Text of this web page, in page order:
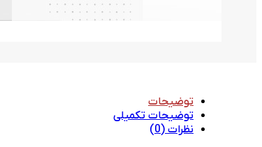
توضیحات
توضیحات تکمیلی
نظرات (0)